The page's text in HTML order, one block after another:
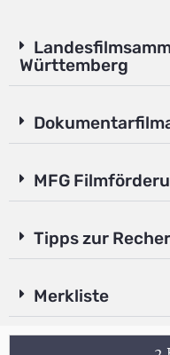
Württemberg
MFG
Tipps zur
Merkliste